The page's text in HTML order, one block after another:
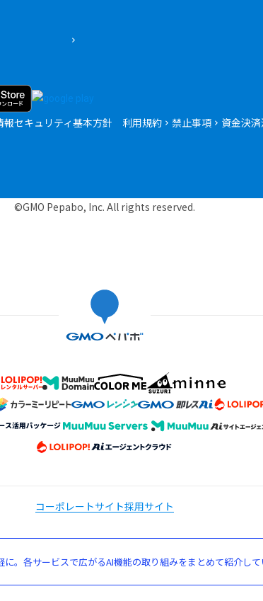
報セキュリティ基本方針 利用規約 禁止事項
資金決
©GMO Pepabo, Inc. All rights reserved.
コーポレートサイト採用サイト
。各サービスで広がるAI機能の取り組みをまとめて紹介し